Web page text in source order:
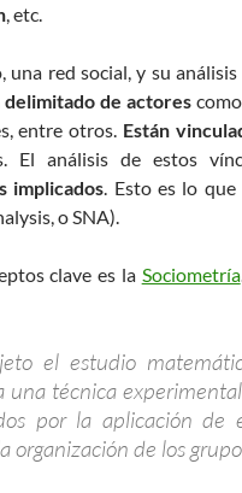
, etc.
red social, y su
de actorescomo
entre otros. Están
El análisis de estos
implicados. Esto es lo
o SNA).
clave es la Sociometría
el estudio
una técnica
por la aplicación de
organización de los